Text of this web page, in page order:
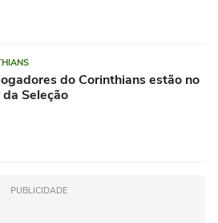
do Corinthians estão no
Seleção
PUBLICIDADE